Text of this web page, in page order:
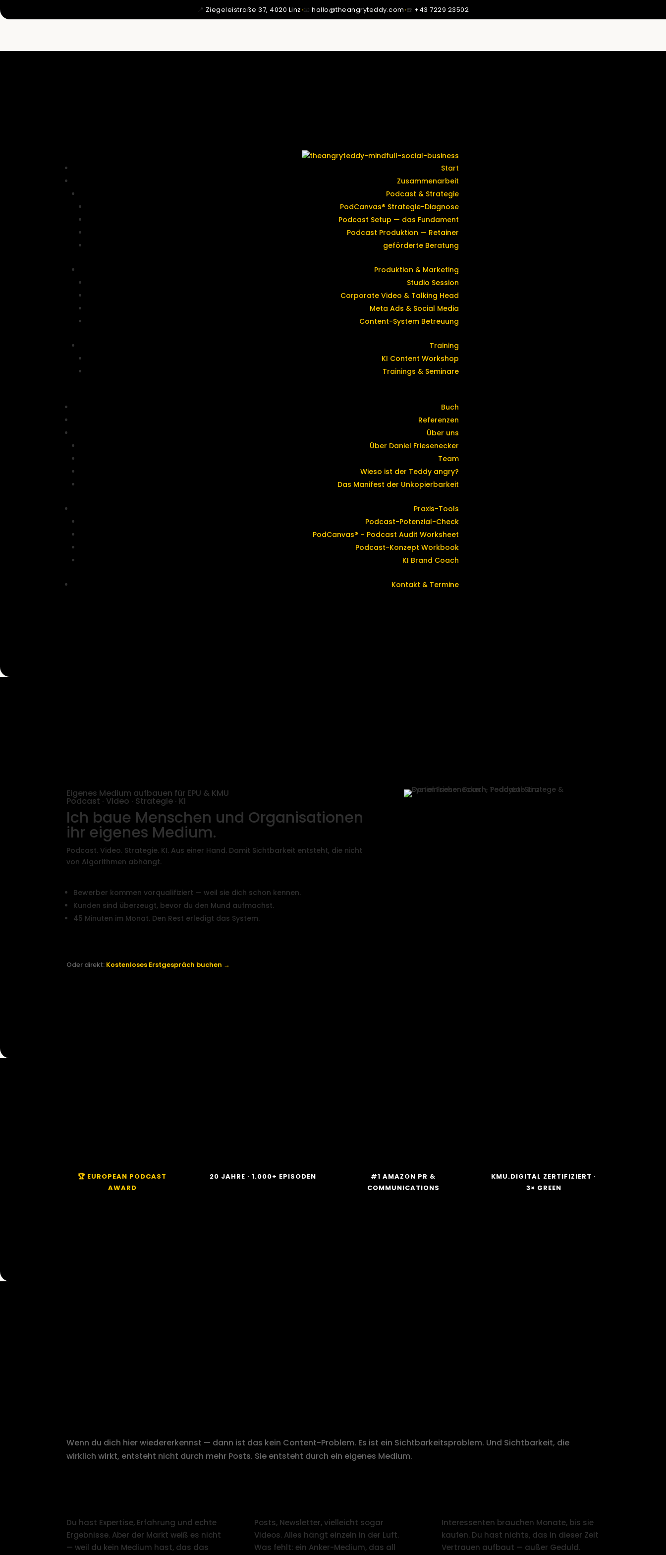
📍 Ziegeleistraße 37, 4020 Linz·📧hallo@theangryteddy.com·☎️ +43 7229 23502
Start
Zusammenarbeit
Podcast & Strategie
PodCanvas® Strategie-Diagnose
Podcast Setup — das Fundament
Podcast Produktion — Retainer
geförderte Beratung
Produktion & Marketing
Studio Session
Corporate Video & Talking Head
Meta Ads & Social Media
Content-System Betreuung
Training
KI Content Workshop
Trainings & Seminare
Buch
Referenzen
Über uns
Über Daniel Friesenecker
Team
Wieso ist der Teddy angry?
Das Manifest der Unkopierbarkeit
Praxis-Tools
Podcast-Potenzial-Check
PodCanvas® – Podcast Audit Worksheet
Podcast-Konzept Workbook
KI Brand Coach
Kontakt & Termine
Eigenes Medium aufbauen für EPU & KMU
Podcast · Video · Strategie · KI
Ich baue Menschen und Organisationen
ihr eigenes Medium.
Podcast. Video. Strategie. KI. Aus einer Hand. Damit Sichtbarkeit entsteht, die nicht
von Algorithmen abhängt.
Bewerber kommen vorqualifiziert — weil sie dich schon kennen.
Kunden sind überzeugt, bevor du den Mund aufmachst.
45 Minuten im Monat. Den Rest erledigt das System.
Oder direkt: Kostenloses Erstgespräch buchen →
🏆 EUROPEAN PODCAST
AWARD
20 JAHRE · 1.000+ EPISODEN
#1 AMAZON PR &
COMMUNICATIONS
KMU.DIGITAL ZERTIFIZIERT ·
3× GREEN
Wenn du dich hier wiedererkennst — dann ist das kein Content-Problem. Es ist ein Sichtbarkeitsproblem. Und Sichtbarkeit, die
wirklich wirkt, entsteht nicht durch mehr Posts. Sie entsteht durch ein eigenes Medium.
Du hast Expertise, Erfahrung und echte
Ergebnisse. Aber der Markt weiß es nicht
— weil du kein Medium hast, das das
Posts, Newsletter, vielleicht sogar
Videos. Alles hängt einzeln in der Luft.
Was fehlt: ein Anker-Medium, das all
Interessenten brauchen Monate, bis sie
kaufen. Du hast nichts, das in dieser Zeit
Vertrauen aufbaut — außer Geduld.